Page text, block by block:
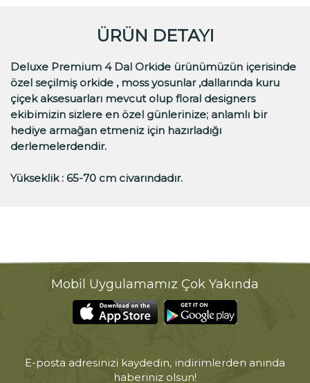
ÜRÜN DETAYI
Deluxe Premium 4 Dal Orkide ürünümüzün içerisinde
özel seçilmiş orkide , moss yosunlar ,dallarında kuru
çiçek aksesuarları mevcut olup floral designers
ekibimizin sizlere en özel günlerinize; anlamlı bir
hediye armağan etmeniz için hazırladığı
derlemelerdendir.
Yükseklik : 65-70 cm civarındadır.
Mobil Uygulamamız Çok Yakında
E-posta adresinizi kaydedin, indirimlerden anında
haberiniz olsun!